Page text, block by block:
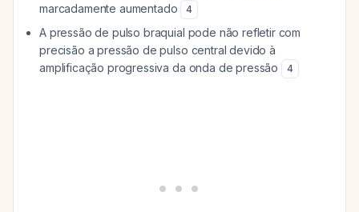
marcadamente aumentado
4
A pressão de pulso braquial pode não refletir com
precisão a pressão de pulso central devido à
amplificação progressiva da onda de pressão
4